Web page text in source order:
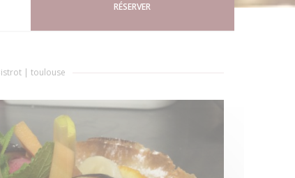
RÉSERVER
| toulouse